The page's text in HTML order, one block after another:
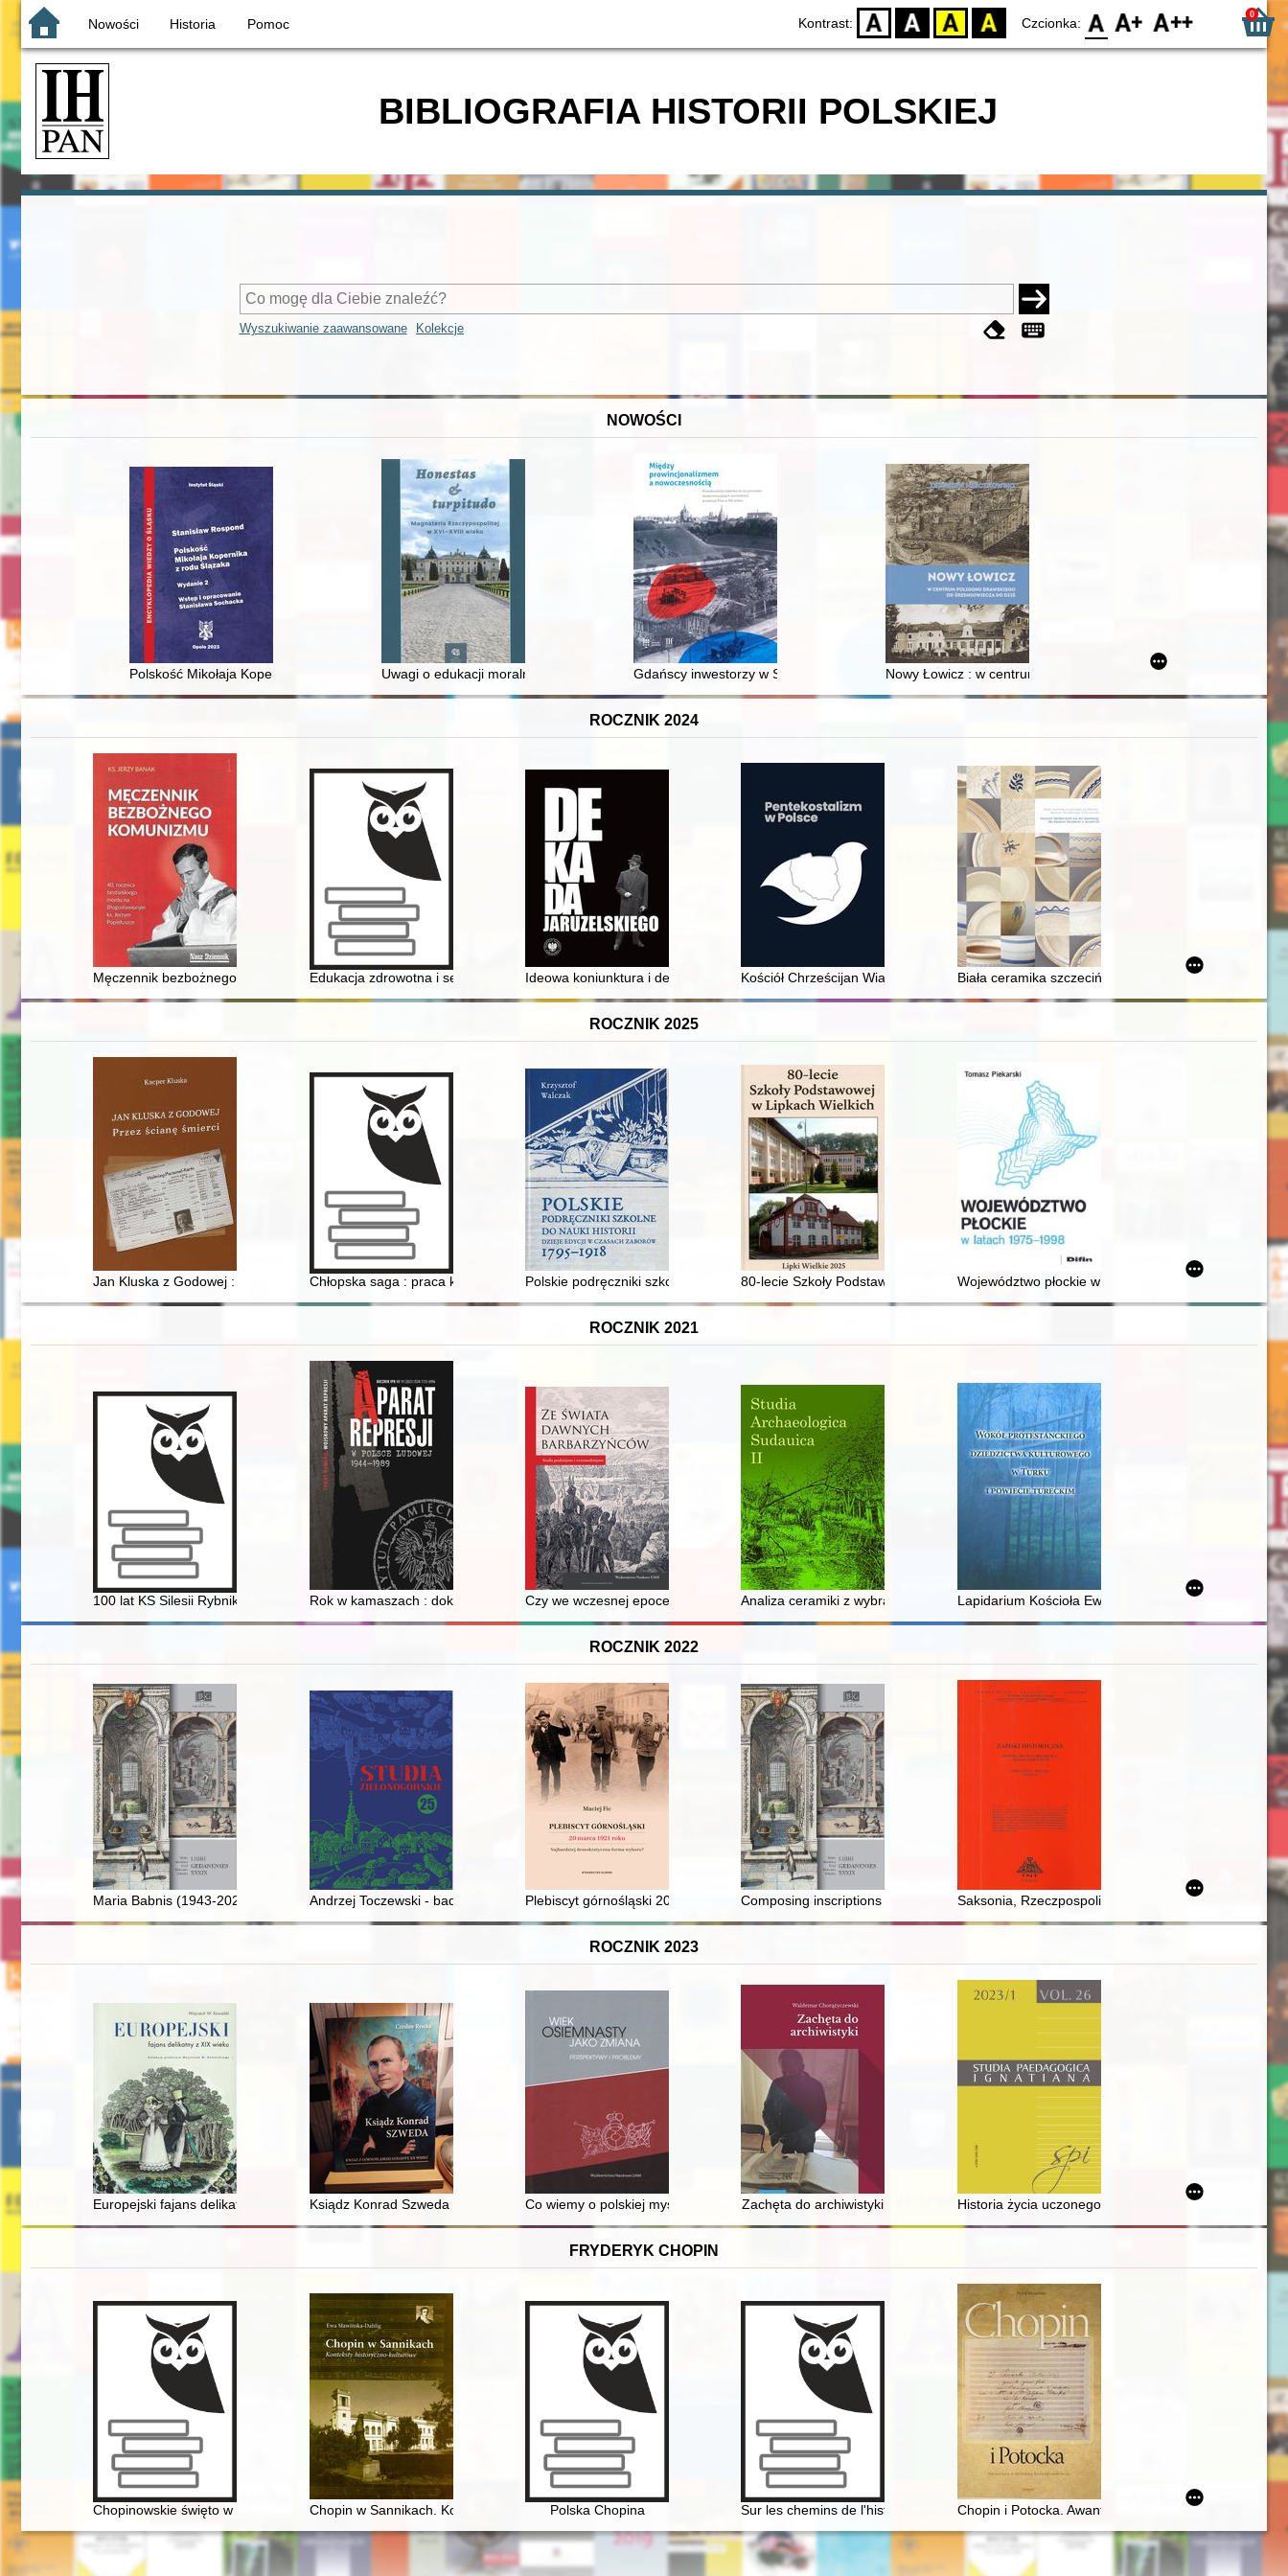
Nowości Historia Pomoc Kontrast: D BW YB BY Czcionka: F0 F1 F2 0
BIBLIOGRAFIA HISTORII POLSKIEJ
Wyszukiwanie zaawansowane Kolekcje
NOWOŚCI
Polskość Mikołaja Kopernika z rodu ŚlązakaUwagi o edukacji moralnej synów szlacheckich w XVI-wiecznej RzeczypospolitejGdańscy inwestorzy w Sopocie : prestiż finansowy i towarzyski lokalnego mieszczaństwa w 2. poł. XIX w
Nowy Łowicz : w centrum poligonu drawskiego od średniowiecza
ROCZNIK 2024
Męczennik bezbożnego komunizmu : 40. rocznica bestialskiego mordu na bł. ks. Jerzym Popiełuszce
Edukacja zdrowotna i seksualna na łamach "Świata Płciowego" (1905-1906)
Ideowa koniunktura i dekoniunktura dla Związku Sowieckiego w świecie po II wojnie światowej : (kilka refleksji)
Kościół Chrześcijan Wiary Ewangelicznej w latach 1945-1953Biała ceramika szczecińska ze zbiorów Muzeum
ROCZNIK 2025
Jan Kluska z Godowej : przez ścianę śmierciChłopska saga : praca konkursowa na pamiętniki rolników 1990 rokPolskie podręczniki szkolne do nauki historii : dzieje edycji w czasach zaborów 1795-1918
80-lecie Szkoły Podstawowej w Lipkach WielkichWojewództwo płockie w latach 1975-1998
ROCZNIK 2021
100 lat KS Silesii Rybnik sekcji piłki palantowej, softballa i baseballaRok w kamaszach : dokumenty dotyczące służby wojskowej Józefa Marii Ruszara
Czy we wczesnej epoce żelaza na Pomorzu Gdańskim używano krzemieni? : zarys problematyki na przykładzie materiałów
Analiza ceramiki z wybranych obiektów z okresu wpływów rzymskich i wędrówek ludów
Lapidarium Kościoła Ewangelicko-Reformowanego
ROCZNIK 2022
Maria Babnis (1943-2022) Andrzej Toczewski - badacz lubuskiej tożsamościPlebiscyt górnośląski 20 marca 1921 roku : najbardziej demokratyczna forma wyboru?
Composing inscriptions in the 18th century Gdańsk : the case of the textbook
Saksonia, Rzeczpospolita i Szwecja a koniec wojny
ROCZNIK 2023
Europejski fajans delikatny z XIX wieku : kolekcja profesora W. Kowalskiego
Ksiądz Konrad Szweda : kwiat z górnośląskiej Golgoty XX wiekuCo wiemy o polskiej myśli politycznej XVIII wieku i dlaczego tak mało?
Zachęta do archiwistyki Historia życia uczonego i środowiska naukowego =
FRYDERYK CHOPIN
Chopinowskie święto w Dusznikach Chopin w Sannikach. Konteksty historyczno-kulturowe
Polska Chopina Sur les chemins de l'histoire littéraire. En hommage à Maciej Żurowski [1915-2003]
Chopin i Potocka. Awantura o miłosną korespondencję